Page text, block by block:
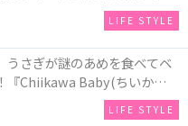
ンタジー～』全国のアミュー
」「ナムコオンラインクレー
LIFE STYLE
うさぎが謎のあめを食べてベ
『Chiikawa Baby(ちいかわベ
か所で開催！
LIFE STYLE